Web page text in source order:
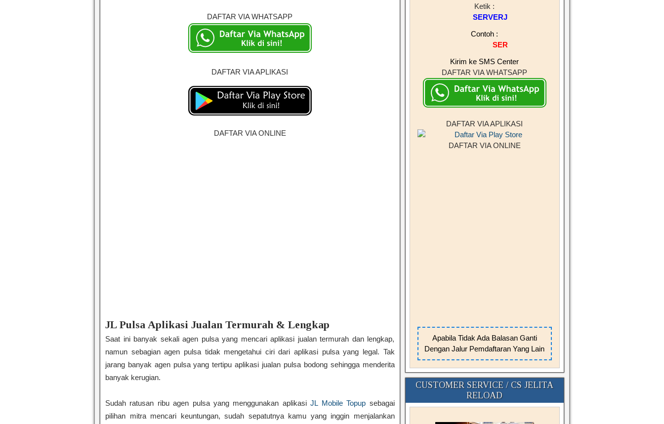
DAFTAR VIA WHATSAPP
DAFTAR VIA APLIKASI
DAFTAR VIA ONLINE
JL Pulsa Aplikasi Jualan Termurah & Lengkap
Saat ini banyak sekali agen pulsa yang mencari aplikasi jualan termurah dan lengkap,
namun sebagian agen pulsa tidak mengetahui ciri dari aplikasi pulsa yang legal. Tak
jarang banyak agen pulsa yang tertipu aplikasi jualan pulsa bodong sehingga menderita
banyak kerugian.
Sudah ratusan ribu agen pulsa yang menggunakan aplikasiJL Mobile Topup sebagai
pilihan mitra mencari keuntungan, sudah sepatutnya kamu yang inggin menjalankan
Ketik :
SERVERJL#NAMA#KOTA
Contoh :
SERVERJL#BRAM CELL#BIMA
Kirim ke SMS Center
DAFTAR VIA WHATSAPP
DAFTAR VIA APLIKASI
DAFTAR VIA ONLINE
Apabila Tidak Ada Balasan Ganti
Dengan Jalur Pemdaftaran Yang Lain
CUSTOMER SERVICE / CS JELITA
RELOAD